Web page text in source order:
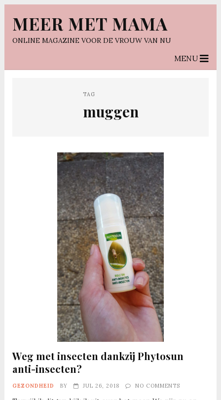
MEER MET MAMA
ONLINE MAGAZINE VOOR DE VROUW VAN NU
MENU
TAG
muggen
Weg met insecten dankzij Phytosun
anti-insecten?
GEZONDHEID BY JUL 26, 2018 NO COMMENTS